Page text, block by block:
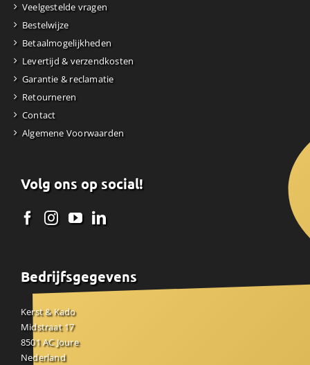
Veelgestelde vragen
Bestelwijze
Betaalmogelijkheden
Levertijd & verzendkosten
Garantie & reclamatie
Retourneren
Contact
Algemene Voorwaarden
Volg ons op social!
Bedrijfsgegevens
Kerst & Kado
Midstraat 17
8501 AC Joure
Nederland